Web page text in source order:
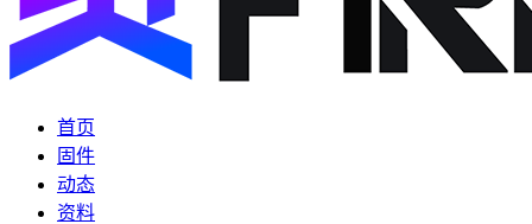
首页
固件
动态
资料